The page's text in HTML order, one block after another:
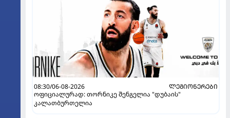
08:30/06-08-2026
ᲚᲔᲒᲘᲝᲜᲔᲠᲔᲑᲘ
ოფიციალურად: თორნიკე შენგელია "დუბაის"
კალათბურთელია